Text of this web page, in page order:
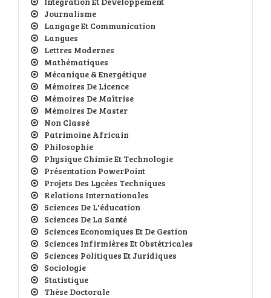
Journalisme
Langage Et Communication
Langues
Lettres Modernes
Mathématiques
Mécanique & Energétique
Mémoires De Licence
Mémoires De Maîtrise
Mémoires De Master
Non Classé
Patrimoine Africain
Philosophie
Physique Chimie Et Technologie
Présentation PowerPoint
Projets Des Lycées Techniques
Relations Internationales
Sciences De L'éducation
Sciences De La Santé
Sciences Economiques Et De Gestion
Sciences Infirmières Et Obstétricales
Sciences Politiques Et Juridiques
Sociologie
Statistique
Thèse Doctorale